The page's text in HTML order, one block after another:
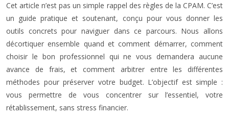
Cet article n’est pas un simple rappel des règles de la CPAM. C’est
un guide pratique et soutenant, conçu pour vous donner les
outils concrets pour naviguer dans ce parcours. Nous allons
décortiquer ensemble quand et comment démarrer, comment
choisir le bon professionnel qui ne vous demandera aucune
avance de frais, et comment arbitrer entre les différentes
méthodes pour préserver votre budget. L’objectif est simple :
vous permettre de vous concentrer sur l’essentiel, votre
rétablissement, sans stress financier.